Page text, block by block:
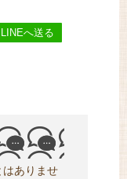
LINEへ送る
はありませ